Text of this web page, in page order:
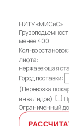
НИТУ «МИСиС»
менее 400
Кол-во остановок:
лифта:
нержавеющая
Город поставки:
(Перевозка
инвалидов)
Ограниченный